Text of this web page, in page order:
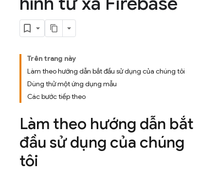
Trên trang này
Làm theo hướng dẫn bắt đầu sử dụng của chúng tôi
Dùng thử một ứng dụng mẫu
Các bước tiếp theo
Làm theo hướng dẫn bắt
đầu sử dụng của chúng
tôi